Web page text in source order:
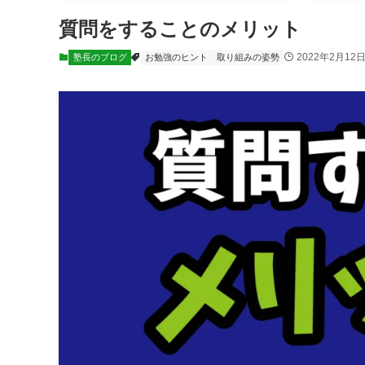
質問をすることのメリット
塾長のブログ お勉強のヒント 取り組みの姿勢 2022年2月12日